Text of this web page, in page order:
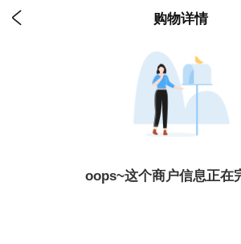
 购物详情
oops~这个商户信息正在